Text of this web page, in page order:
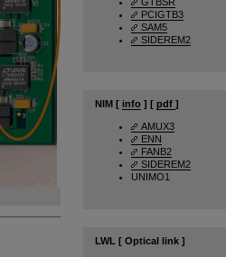
PCIGTB3
SAM5
SIDEREM2
NIM [ info ] [ pdf ]
AMUX3
ENN
FANB2
SIDEREM2
UNIMO1
LWL [ Optical link ]